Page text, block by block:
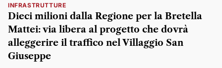
INFRASTRUTTURE
Dieci milioni dalla Regione per la Bretella
Mattei: via libera al progetto che dovrà
alleggerire il traffico nel Villaggio San
Giuseppe